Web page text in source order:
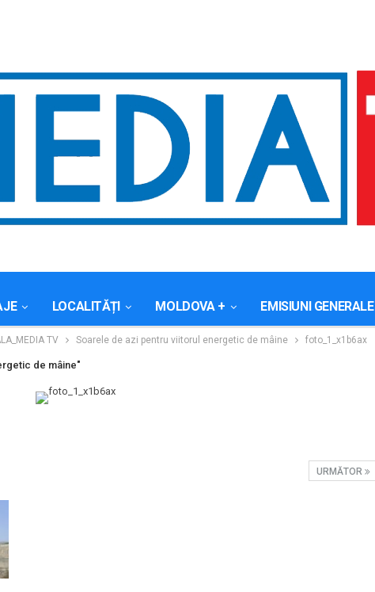
LOCALITĂȚI MOLDOVA + EMISIUNI GENERALE
TV Soarele de azi pentru viitorul energetic de mâine foto_1_x1b6ax
de mâine"
URMĂTOR